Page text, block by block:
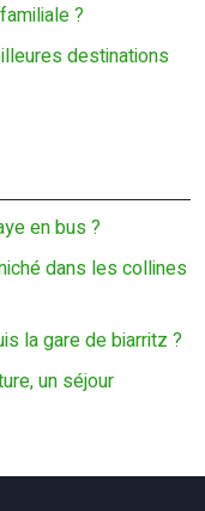
?
destinations
en bus ?
dans les collines
la gare de biarritz ?
un séjour